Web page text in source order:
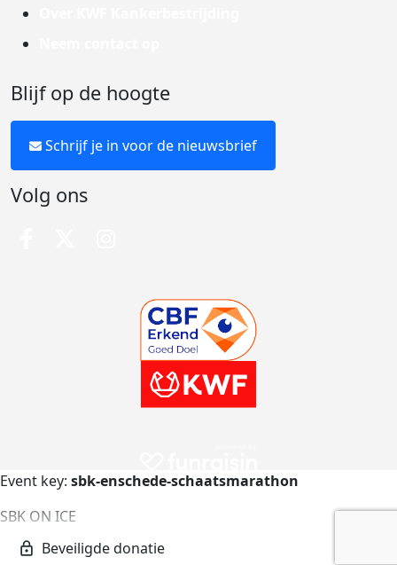
Blijf op de hoogte
Schrijf je in voor de nieuwsbrief
Volg ons
Event key: sbk-enschede-schaatsmarathon
SBK ON ICE
sbk-enschede-schaatsmarathon